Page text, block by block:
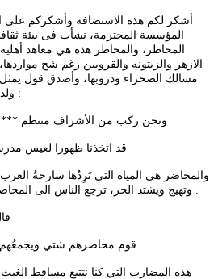
أشكر لكم هذه الاستضافة وأشكركم على
المؤسسة المحترمة، نشأت فى بيئة
المحاظر، والمحاظر هذه هي معاهد
الازهر والزيتونه والقرويين رغم شح
مسالك الصحراء ودروبها، وأصدق قول
ولد بونه رحمة الله عليه حين قال :
ونحن ركب من الأشراف منتظم ***
قد اتخذنا ظهورا لعيس
والمحاضر هي المياه التي تَرِدُها سارحةُ
قوم محاضرهم شتي ويجمعُهم
هذه المضارب التي كنا نتتبع مساقط